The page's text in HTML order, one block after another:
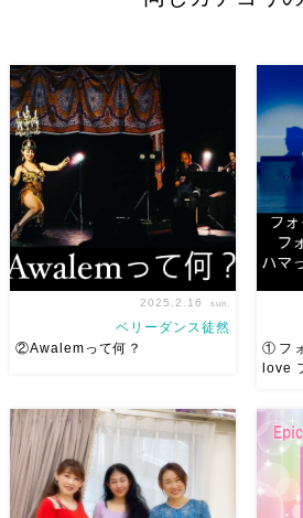
今日はAwalemについて ①フォ
ークロアダンスって？ ↑は１
つ前の投稿をご覧ください
②Awalemって何？③Awalem
をオススメする理由 先日長文
2025.2.16 sun.
ベリーダンス徒然
②Awalemって何？
2/
生
せて
り
①フ
love